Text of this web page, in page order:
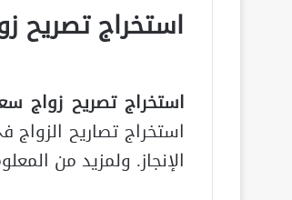
استخراج تصريح
استخراج تصريح زواج
استخراج تصاريح
الإنجاز. ولمزيد من